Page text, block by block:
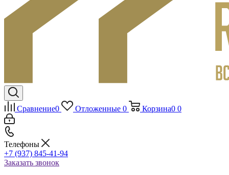
Сравнение0 Отложенные 0 Корзина0 0
Телефоны
+7 (937) 845-41-94
Заказать звонок